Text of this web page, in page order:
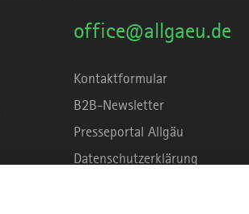
office@allgaeu.de
Kontaktformular
B2B-Newsletter
Presseportal Allgäu
Datenschutzerklärung